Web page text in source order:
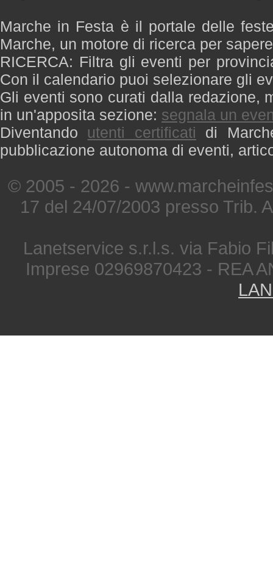
Marche in Festa è il portale delle
Marche, un motore di ricerca per
RICERCA: Filtra gli eventi per
Con il calendario puoi selezionare gli
Gli eventi sono curati dalla redazione,
in un'apposita sezione: segnala un
Diventando utenti certificati di
pubblicazione autonoma di eventi,
© 2005 - 2026 -
17 del 24/07/2003 presso Trib.
Lanetservice s.r.l.s. via Fabio
Imprese 02969870423 - REA